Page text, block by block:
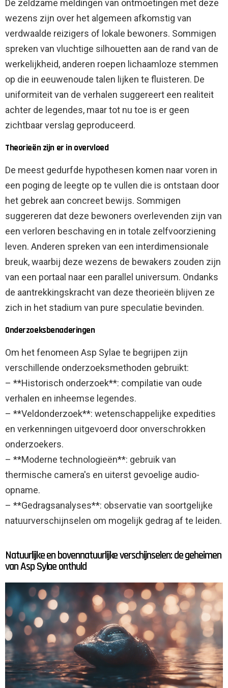
De zeldzame meldingen van ontmoetingen met deze
wezens zijn over het algemeen afkomstig van
verdwaalde reizigers of lokale bewoners. Sommigen
spreken van vluchtige silhouetten aan de rand van de
werkelijkheid, anderen roepen lichaamloze stemmen
op die in eeuwenoude talen lijken te fluisteren. De
uniformiteit van de verhalen suggereert een realiteit
achter de legendes, maar tot nu toe is er geen
zichtbaar verslag geproduceerd.
Theorieën zijn er in overvloed
De meest gedurfde hypothesen komen naar voren in
een poging de leegte op te vullen die is ontstaan ​​door
het gebrek aan concreet bewijs. Sommigen
suggereren dat deze bewoners overlevenden zijn van
een verloren beschaving en in totale zelfvoorziening
leven. Anderen spreken van een interdimensionale
breuk, waarbij deze wezens de bewakers zouden zijn
van een portaal naar een parallel universum. Ondanks
de aantrekkingskracht van deze theorieën blijven ze
zich in het stadium van pure speculatie bevinden.
Onderzoeksbenaderingen
Om het fenomeen Asp Sylae te begrijpen zijn
verschillende onderzoeksmethoden gebruikt:
– **Historisch onderzoek**: compilatie van oude
verhalen en inheemse legendes.
– **Veldonderzoek**: wetenschappelijke expedities
en verkenningen uitgevoerd door onverschrokken
onderzoekers.
– **Moderne technologieën**: gebruik van
thermische camera's en uiterst gevoelige audio-
opname.
– **Gedragsanalyses**: observatie van soortgelijke
natuurverschijnselen om mogelijk gedrag af te leiden.
Natuurlijke en bovennatuurlijke verschijnselen: de geheimen
van Asp Sylae onthuld